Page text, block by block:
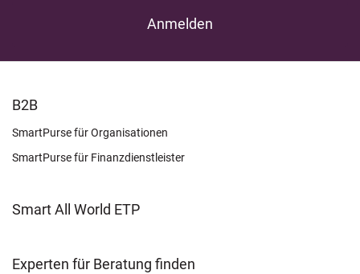
FOOTER
LEARN
B2B
SmartPurse für Organisationen
SmartPurse für Finanzdienstleister
Smart All World ETP
Experten für Beratung finden